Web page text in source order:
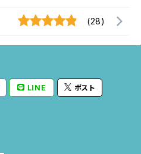
(28)
LINE ポスト